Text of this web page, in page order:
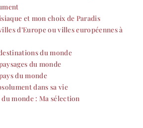
et mon choix de Paradis
d’Europe ou villes européennes à
du monde
du monde
du monde
dans sa vie
monde : Ma sélection